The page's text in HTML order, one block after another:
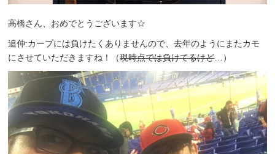
高橋さん、おめでとうございます☆
追伸:カープには負けたくありませんので、去年のようにまたカモ
にさせていただきますね！（現時点では負けてるけど…）